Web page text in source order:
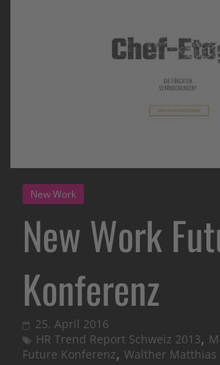
New Work
New Work
Konferenz
25. April 2016
HR Trend Report Schweiz 2013,
Future Konferenz,Walther Matthias